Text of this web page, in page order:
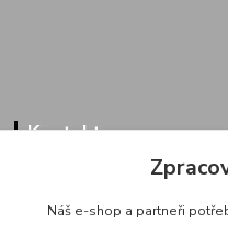
Kontakty
Zákaznická linka
+420 733
Náš e-shop a partneři